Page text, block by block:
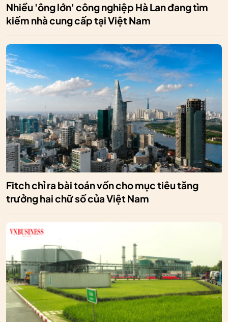
Nhiều 'ông lớn' công nghiệp Hà Lan đang tìm
kiếm nhà cung cấp tại Việt Nam
Fitch chỉ ra bài toán vốn cho mục tiêu tăng
trưởng hai chữ số của Việt Nam